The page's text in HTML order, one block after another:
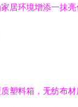
居环境增添一抹
塑料箱，无纺布